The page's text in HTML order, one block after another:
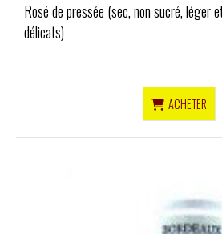
Rosé de pressée (sec, non sucré, léger
délicats)
ACHETER